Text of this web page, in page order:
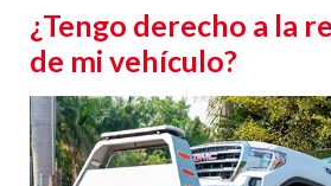
¿Tengo derecho a la
de mi vehículo?